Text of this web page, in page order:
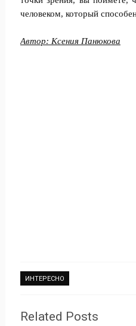
человеком, который
Автор: Ксения Панюкова
ИНТЕРЕСНО
Related Posts